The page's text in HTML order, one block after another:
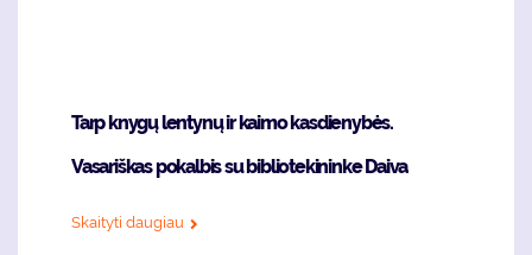
Tarp knygų lentynų ir kaimo kasdienybės.
Vasariškas pokalbis su bibliotekininke Daiva
Skaityti daugiau